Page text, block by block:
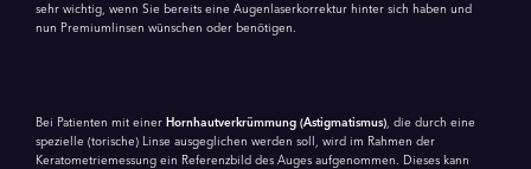
sehr wichtig, wenn Sie bereits eine Augenlaserkorrektur hinter sich haben und
nun Premiumlinsen wünschen oder benötigen.
Bei Patienten mit einer Hornhautverkrümmung (Astigmatismus) , die durch eine
spezielle (torische) Linse ausgeglichen werden soll, wird im Rahmen der
Keratometriemessung ein Referenzbild des Auges aufgenommen. Dieses kann